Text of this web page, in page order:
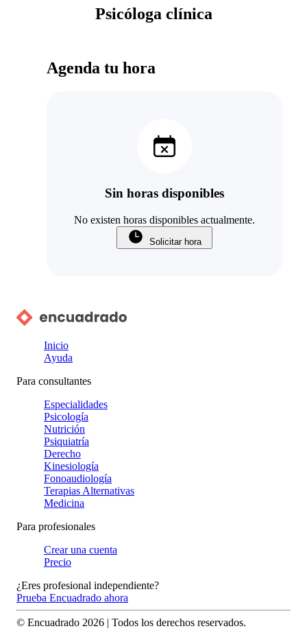
Psicóloga clínica
Agenda tu hora
Sin horas disponibles
No existen horas disponibles actualmente.
Solicitar hora
Inicio
Ayuda
Para consultantes
Especialidades
Psicología
Nutrición
Psiquiatría
Derecho
Kinesiología
Fonoaudiología
Terapias Alternativas
Medicina
Para profesionales
Crear una cuenta
Precio
¿Eres profesional independiente?
Prueba Encuadrado ahora
© Encuadrado 2026 | Todos los derechos reservados.